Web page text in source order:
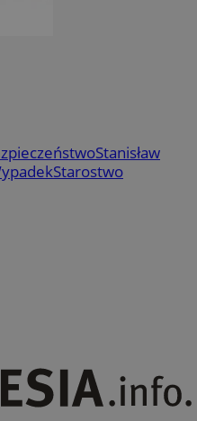
Stanisław
Starostwo